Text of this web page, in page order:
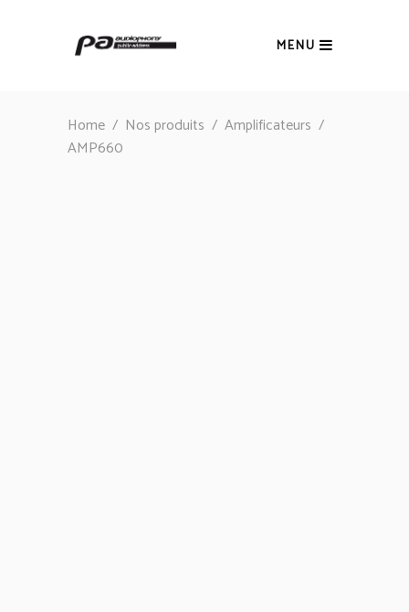
MENU
Home / Nos produits / Amplificateurs /
AMP660